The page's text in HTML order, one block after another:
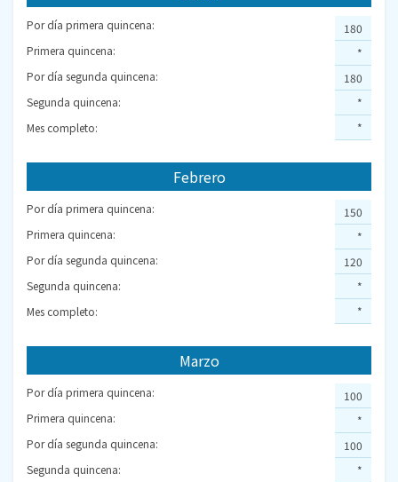
Por día primera quincena:
Primera quincena:
Por día segunda quincena:
Segunda quincena:
Mes completo:
180
*
180
*
*
Febrero
Por día primera quincena:
Primera quincena:
Por día segunda quincena:
Segunda quincena:
Mes completo:
150
*
120
*
*
Marzo
Por día primera quincena:
Primera quincena:
Por día segunda quincena:
Segunda quincena:
100
*
100
*